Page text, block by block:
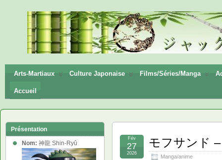
神龍
Shin-
Ryū
Arts-Martiaux Culture Japonaise Films/Séries/Manga
Accueil
モフサンド
Manga/anime
Fév
27
2026
Présentation
Nom: 神龍 Shin-Ryû